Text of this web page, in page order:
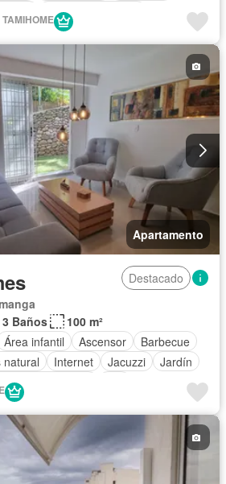
Seguridad privada
Permite mascotas
Apartamento
Destacado
3 Baños
100 m²
Área infantil Ascensor
Barbecue
natural Internet Jacuzzi
Jardín
Seguridad privada